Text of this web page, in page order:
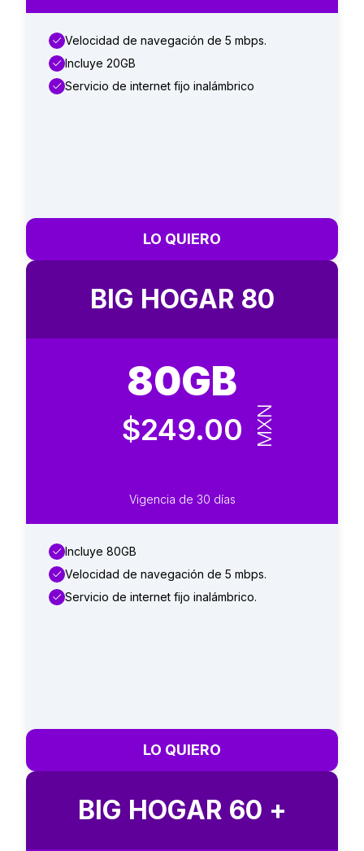
Velocidad de navegación de 5 mbps.
Incluye 20GB
Servicio de internet fijo inalámbrico
LO QUIERO
BIG HOGAR 80
80GB
$249.00 MXN
Vigencia de 30 días
Incluye 80GB
Velocidad de navegación de 5 mbps.
Servicio de internet fijo inalámbrico.
LO QUIERO
BIG HOGAR 60 +